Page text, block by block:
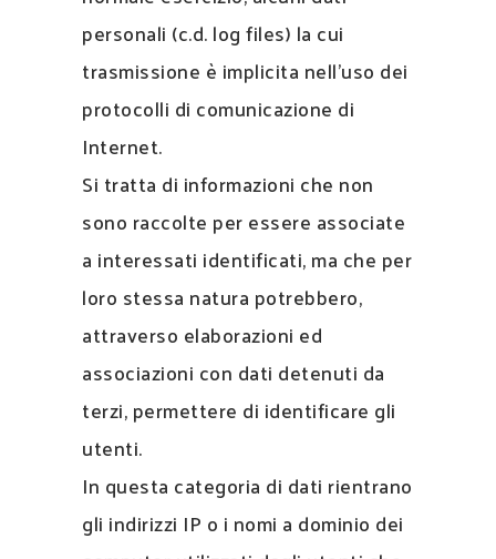
personali (c.d. log files) la cui
trasmissione è implicita nell’uso dei
protocolli di comunicazione di
Internet.
Si tratta di informazioni che non
sono raccolte per essere associate
a interessati identificati, ma che per
loro stessa natura potrebbero,
attraverso elaborazioni ed
associazioni con dati detenuti da
terzi, permettere di identificare gli
utenti.
In questa categoria di dati rientrano
gli indirizzi IP o i nomi a dominio dei